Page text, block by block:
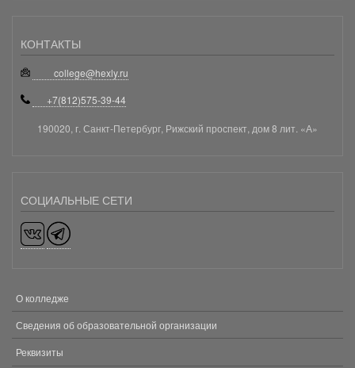
КОНТАКТЫ
college@hexly.ru
+7(812)575-39-44
190020, г. Санкт-Петербург, Рижский проспект, дом 8 лит. «А»
СОЦИАЛЬНЫЕ СЕТИ
МЕНЮ
В
ПОДВАЛЕ
О колледже
Сведения об образовательной организации
Реквизиты